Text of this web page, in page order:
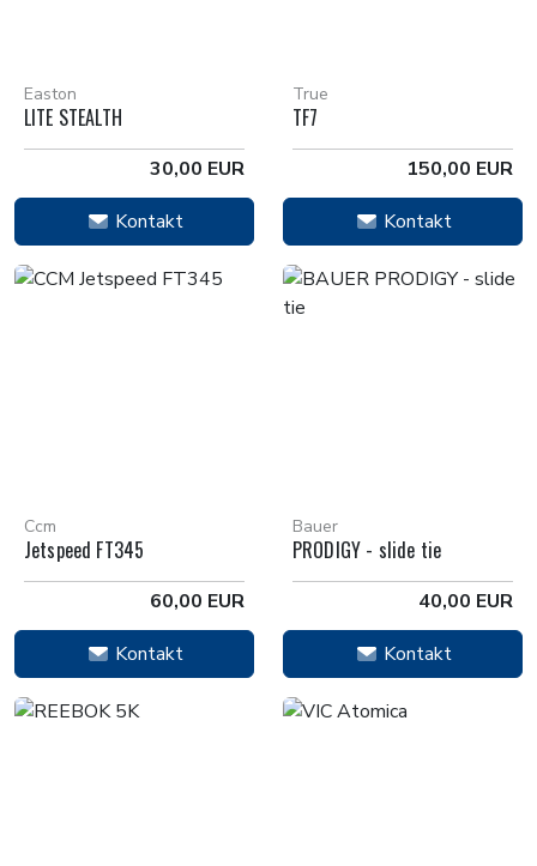
Easton
LITE STEALTH
30,00 EUR
Kontakt
True
TF7
150,00 EUR
Kontakt
Ccm
Jetspeed FT345
60,00 EUR
Kontakt
Bauer
PRODIGY - slide tie
40,00 EUR
Kontakt